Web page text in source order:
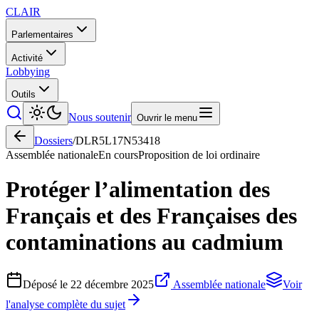
CLAIR
Parlementaires
Activité
Lobbying
Outils
Nous soutenir Ouvrir le menu
Dossiers/DLR5L17N53418
Assemblée nationaleEn coursProposition de loi ordinaire
Protéger l’alimentation des
Français et des Françaises des
contaminations au cadmium
Déposé le 22 décembre 2025 Assemblée nationale
Voir
l'analyse complète du sujet